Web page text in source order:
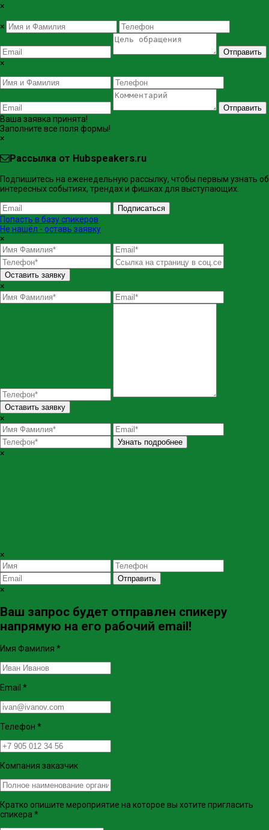
×
×
Отправить
×
Отправить
Ваша заявка принята!
Заполните все поля формы!
×
Рассылка от Hubspeakers.ru
Подпишитесь на еженедельную рассылку, чтобы первым узнать об
интересных событиях, трендах и фишках ​для выступающих.
Подписаться
Попасть в базу спикеров
Не нашёл - оставь заявку
×
Оставить заявку
×
Оставить заявку
×
Узнать подробнее
×
×
Отправить
×
Ваш запрос будет отправлен спикеру
напрямую на его рабочий email!
Имя Фамилия *
Email *
Телефон *
Компания заказчик
Кратко опишите мероприятие на которое вы хотите пригласить
спикера *